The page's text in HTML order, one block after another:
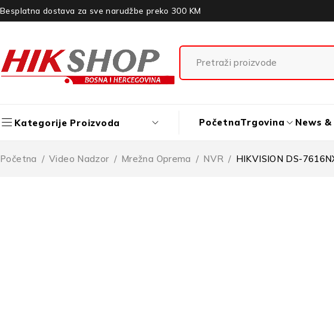
Besplatna dostava za sve narudžbe preko 300 KM
Kategorije Proizvoda PočetnaTrgovina News
Početna / Video Nadzor / Mrežna Oprema / NVR / HIKVISION DS-